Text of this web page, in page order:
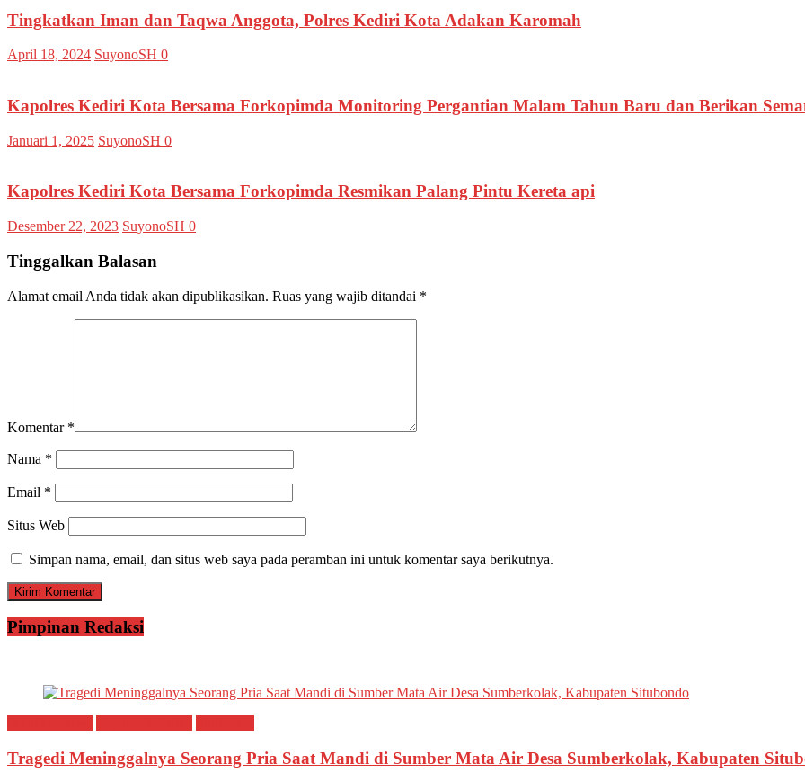
Tingkatkan Iman dan Taqwa Anggota, Polres Kediri Kota Adakan Karomah
April 18, 2024 SuyonoSH 0
Kapolres Kediri Kota Bersama Forkopimda Monitoring Pergantian Malam Tahun Baru dan Berikan
Januari 1, 2025 SuyonoSH 0
Kapolres Kediri Kota Bersama Forkopimda Resmikan Palang Pintu Kereta api
Desember 22, 2023 SuyonoSH 0
Tinggalkan Balasan
Alamat email Anda tidak akan dipublikasikan. Ruas yang wajib ditandai *
Komentar *
Nama *
Email *
Situs Web
Simpan nama, email, dan situs web saya pada peramban ini untuk komentar saya berikutnya.
Pimpinan Redaksi
Tragedi Meninggalnya Seorang Pria Saat Mandi di Sumber Mata Air Desa Sumberkolak, Kabupaten